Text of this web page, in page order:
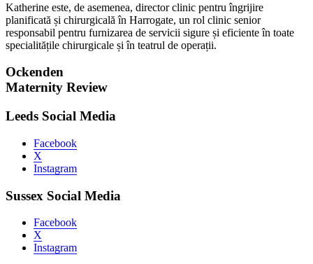
Katherine este, de asemenea, director clinic pentru îngrijire
planificată și chirurgicală în Harrogate, un rol clinic senior
responsabil pentru furnizarea de servicii sigure și eficiente în toate
specialitățile chirurgicale și în teatrul de operații.
Ockenden
Maternity Review
Leeds Social Media
Facebook
X
Instagram
Sussex Social Media
Facebook
X
Instagram